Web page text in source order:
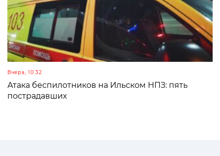
Вчера, 10:32
Атака беспилотников на Ильском НПЗ: пять
пострадавших